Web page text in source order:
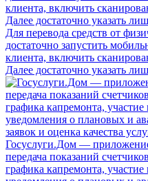
Для перевода средств от
достаточно запустить
клиента, включить
Далее достаточно указать
Госуслуги.Дом —
передача показаний
графика капремонта,